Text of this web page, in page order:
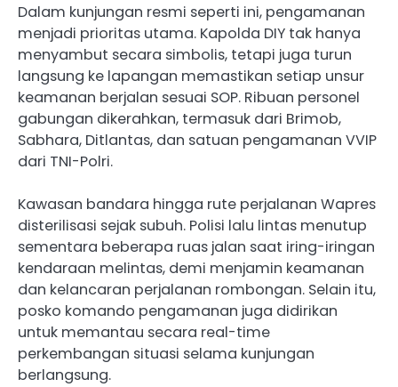
Dalam kunjungan resmi seperti ini, pengamanan
menjadi prioritas utama. Kapolda DIY tak hanya
menyambut secara simbolis, tetapi juga turun
langsung ke lapangan memastikan setiap unsur
keamanan berjalan sesuai SOP. Ribuan personel
gabungan dikerahkan, termasuk dari Brimob,
Sabhara, Ditlantas, dan satuan pengamanan VVIP
dari TNI-Polri.
Kawasan bandara hingga rute perjalanan Wapres
disterilisasi sejak subuh. Polisi lalu lintas menutup
sementara beberapa ruas jalan saat iring-iringan
kendaraan melintas, demi menjamin keamanan
dan kelancaran perjalanan rombongan. Selain itu,
posko komando pengamanan juga didirikan
untuk memantau secara real-time
perkembangan situasi selama kunjungan
berlangsung.